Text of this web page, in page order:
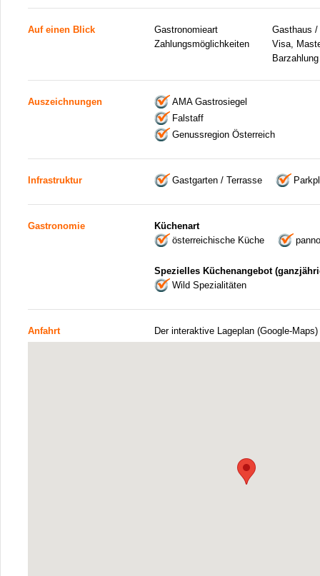
Auf einen Blick Gastronomieart
Gasthaus
Zahlungsmöglichkeiten
Visa,
Barzahlung
Auszeichnungen
AMA Gastrosiegel
Falstaff
Genussregion Österreich
Infrastruktur Gastgarten / Terrasse
Gastronomie
Küchenart
österreichische Küche
Spezielles Küchenangebot
Wild Spezialitäten
Anfahrt Der interaktive Lageplan (Google-